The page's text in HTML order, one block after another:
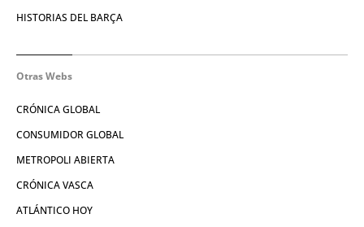
HISTORIAS DEL BARÇA
Otras Webs
CRÓNICA GLOBAL
CONSUMIDOR GLOBAL
METROPOLI ABIERTA
CRÓNICA VASCA
ATLÁNTICO HOY